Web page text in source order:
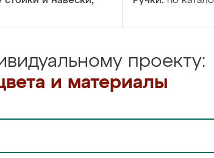
проекту:
и материалы